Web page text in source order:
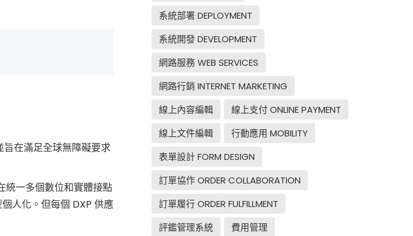
在滿足全球無障礙要求
統一多個數位和實體接點
人化。但每個 DXP 供應
系統部署 DEPLOYMENT
系統開發 DEVELOPMENT
網路服務 WEB SERVICES
網路行銷 INTERNET MARKETING
線上內容編輯
線上支付 ONLINE PAYMENT
線上文件編輯
行動應用 MOBILITY
表單設計 FORM DESIGN
訂單協作 ORDER COLLABORATION
訂單履行 ORDER FULFILLMENT
評鑑管理系統
費用管理